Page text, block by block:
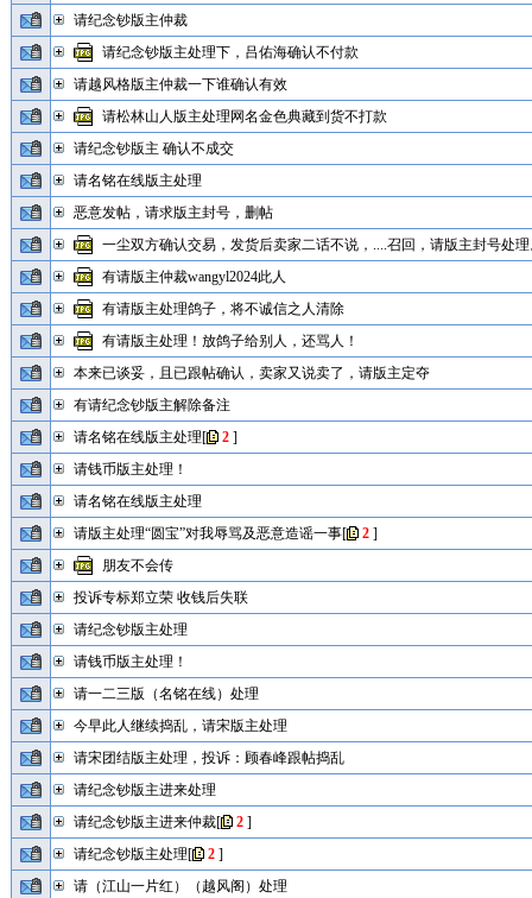
请纪念钞版主仲裁
请纪念钞版主处理下，吕佑海确认不付款
请越风格版主仲裁一下谁确认有效
请松林山人版主处理网名金色典藏到货不打款
请纪念钞版主 确认不成交
请名铭在线版主处理
恶意发帖，请求版主封号，删帖
一尘双方确认交易，发货后卖家二话不说，....召回，请版主封号处
有请版主仲裁wangyl2024此人
有请版主处理鸽子，将不诚信之人清除
有请版主处理！放鸽子给别人，还骂人！
本来已谈妥，且已跟帖确认，卖家又说卖了，请版主定夺
有请纪念钞版主解除备注
请名铭在线版主处理[ 2]
请钱币版主处理！
请名铭在线版主处理
请版主处理“圆宝”对我辱骂及恶意造谣一事[ 2]
朋友不会传
投诉专标郑立荣 收钱后失联
请纪念钞版主处理
请钱币版主处理！
请一二三版（名铭在线）处理
今早此人继续捣乱，请宋版主处理
请宋团结版主处理，投诉：顾春峰跟帖捣乱
请纪念钞版主进来处理
请纪念钞版主进来仲裁[ 2]
请纪念钞版主处理[ 2]
请（江山一片红）（越风阁）处理